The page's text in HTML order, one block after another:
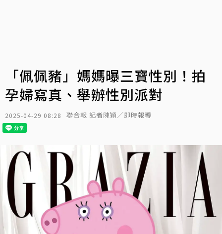
「佩佩豬」媽媽曝三寶性別！拍
孕婦寫真、舉辦性別派對
2025-04-29 08:28 聯合報 記者陳穎／即時報導